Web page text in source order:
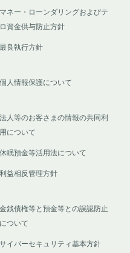
マネー・ローンダリングおよびテ
ロ資金供与防止方針
最良執行方針
個人情報保護について
法人等のお客さまの情報の共同利
用について
休眠預金等活用法について
利益相反管理方針
金銭債権等と預金等との誤認防止
について
サイバーセキュリティ基本方針